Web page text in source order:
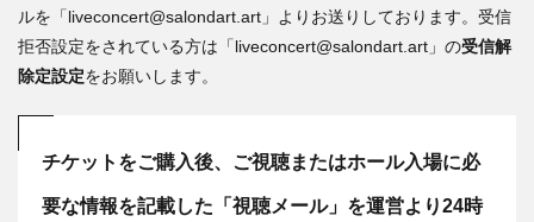
ルを「liveconcert@salondart.art」よりお送りしております。受信
拒否設定をされている方は「liveconcert@salondart.art」の受信解
除定設定をお願いします。
チケットをご購入後、ご視聴またはホール入場に必
要な情報を記載した「視聴メール」を運営より24時